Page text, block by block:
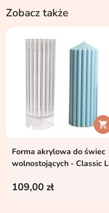
Zobacz także

Forma akrylowa do świec
wolnostojących - Classic L
109,00 zł